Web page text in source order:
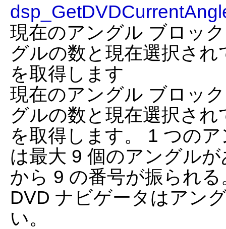
現在のアングル ブロッ
グルの数と現在選択さ
を取得します
現在のアングル ブロッ
グルの数と現在選択さ
を取得します。 1 つの
は最大 9 個のアングル
から 9 の番号が振られ
DVD ナビゲータはアン
い。